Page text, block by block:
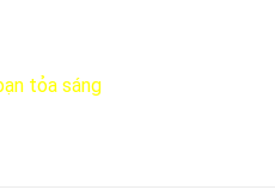
tỏa sáng